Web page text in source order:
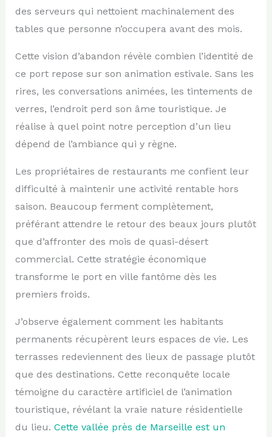
des serveurs qui nettoient machinalement des
tables que personne n’occupera avant des mois.
Cette vision d’abandon révèle combien l’identité de
ce port repose sur son animation estivale. Sans les
rires, les conversations animées, les tintements de
verres, l’endroit perd son âme touristique. Je
réalise à quel point notre perception d’un lieu
dépend de l’ambiance qui y règne.
Les propriétaires de restaurants me confient leur
difficulté à maintenir une activité rentable hors
saison. Beaucoup ferment complètement,
préférant attendre le retour des beaux jours plutôt
que d’affronter des mois de quasi-désert
commercial. Cette stratégie économique
transforme le port en ville fantôme dès les
premiers froids.
J’observe également comment les habitants
permanents récupèrent leurs espaces de vie. Les
terrasses redeviennent des lieux de passage plutôt
que des destinations. Cette reconquête locale
témoigne du caractère artificiel de l’animation
touristique, révélant la vraie nature résidentielle
du lieu. Cette vallée près de Marseille est un